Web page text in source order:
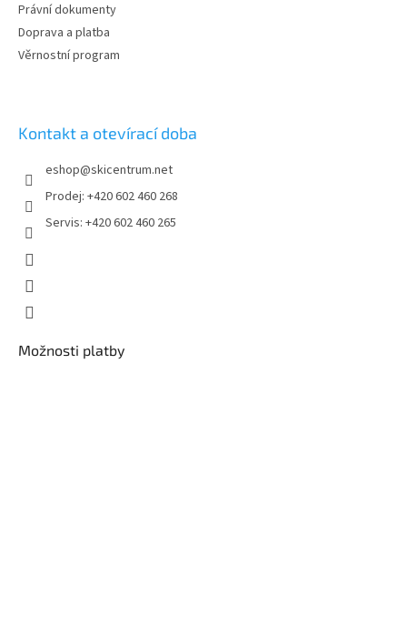
Právní dokumenty
Doprava a platba
Věrnostní program
Kontakt a otevírací doba
eshop@skicentrum.net
Prodej: +420 602 460 268
Servis: +420 602 460 265
Možnosti platby